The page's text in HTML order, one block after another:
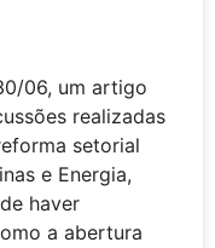
06, um artigo
realizadas
setorial
e Energia,
haver
a abertura